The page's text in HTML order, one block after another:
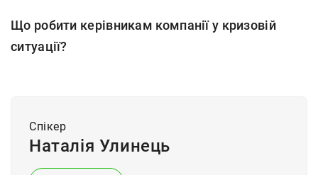
Що робити керівникам компанії у кризовій
ситуації?
Спiкер
Наталія Улинець